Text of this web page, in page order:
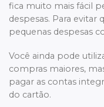
fica muito mais fácil
despesas. Para evitar
pequenas despesas
Você ainda pode
compras maiores,
pagar as contas
do cartão.